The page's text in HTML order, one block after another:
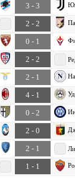
3 - 3
2 - 2
0 - 1
2 - 2
2 - 1
4 - 1
0 - 2
2 - 0
2 - 1
1 - 1